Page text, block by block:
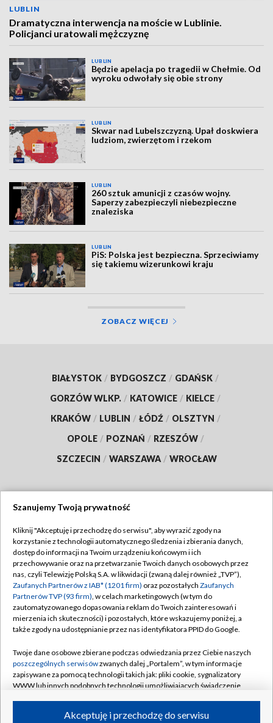
LUBLIN
Dramatyczna interwencja na moście w Lublinie.
Policjanci uratowali mężczyznę
LUBLIN
Będzie apelacja po tragedii w Chełmie. Od
wyroku odwołały się obie strony
LUBLIN
Skwar nad Lubelszczyzną. Upał doskwiera
ludziom, zwierzętom i rzekom
LUBLIN
260 sztuk amunicji z czasów wojny.
Saperzy zabezpieczyli niebezpieczne
znaleziska
LUBLIN
PiS: Polska jest bezpieczna. Sprzeciwiamy
się takiemu wizerunkowi kraju
ZOBACZ WIĘCEJ
BIAŁYSTOK / BYDGOSZCZ / GDAŃSK /
GORZÓW WLKP. / KATOWICE / KIELCE /
KRAKÓW / LUBLIN / ŁÓDŹ / OLSZTYN /
OPOLE / POZNAŃ / RZESZÓW /
SZCZECIN / WARSZAWA / WROCŁAW
TVP
Abonament TVP
Emisja w TVP
Centrum informacji TVP
Naziemna Telewizja Cyfrowa
Rada Programowa
System NOS
Informacje o nadawcy
Program dla prasy
Regulamin TVP
Polityka prywatności
Moje zgody
Pomoc
Kontakt
Kanały
Szanujemy Twoją prywatność
Kliknij "Akceptuję i przechodzę do serwisu", aby wyrazić zgody na
korzystanie z technologii automatycznego śledzenia i zbierania danych,
dostęp do informacji na Twoim urządzeniu końcowym i ich
przechowywanie oraz na przetwarzanie Twoich danych osobowych przez
nas, czyli Telewizję Polską S.A. w likwidacji (zwaną dalej również „TVP”),
Zaufanych Partnerów z IAB* (1201 firm) oraz pozostałych Zaufanych
Partnerów TVP (93 firm), w celach marketingowych (w tym do
zautomatyzowanego dopasowania reklam do Twoich zainteresowań i
mierzenia ich skuteczności) i pozostałych, które wskazujemy poniżej, a
także zgody na udostępnianie przez nas identyfikatora PPID do Google.
Twoje dane osobowe zbierane podczas odwiedzania przez Ciebie naszych
poszczególnych serwisówzwanych dalej „Portalem”, w tym informacje
zapisywane za pomocą technologii takich jak: pliki cookie, sygnalizatory
WWW lub innych podobnych technologii umożliwiających świadczenie
ruchu w Internecie.Akceptuję i przechodzę do serwisu